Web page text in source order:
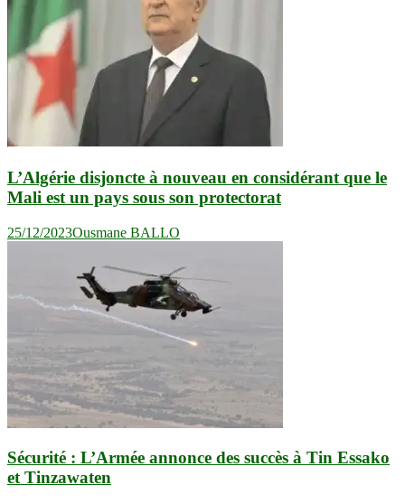
L’Algérie disjoncte à nouveau en considérant que le
Mali est un pays sous son protectorat
25/12/2023Ousmane BALLO
Sécurité : L’Armée annonce des succès à Tin Essako
et Tinzawaten